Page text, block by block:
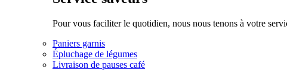
Pour vous faciliter le quotidien, nous nous tenons à votre
Paniers garnis
Épluchage de légumes
Livraison de pauses café